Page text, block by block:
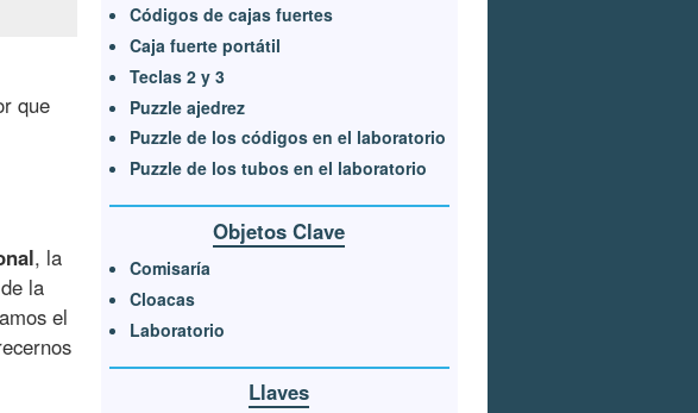
que
, la
la
el
Códigos de cajas fuertes
Caja fuerte portátil
Teclas 2 y 3
Puzzle ajedrez
Puzzle de los códigos en el laboratorio
Puzzle de los tubos en el laboratorio
Objetos Clave
Comisaría
Cloacas
Laboratorio
Llaves